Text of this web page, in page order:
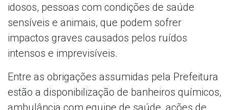
idosos, pessoas com condições de saúde
sensíveis e animais, que podem sofrer
impactos graves causados pelos ruídos
intensos e imprevisíveis.
Entre as obrigações assumidas pela Prefeitura
estão a disponibilização de banheiros químicos,
ambulância com equipe de saúde, ações de